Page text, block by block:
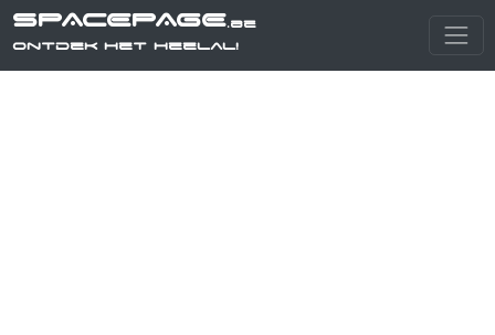
SPACEPAGE.be
Ontdek het heelal!